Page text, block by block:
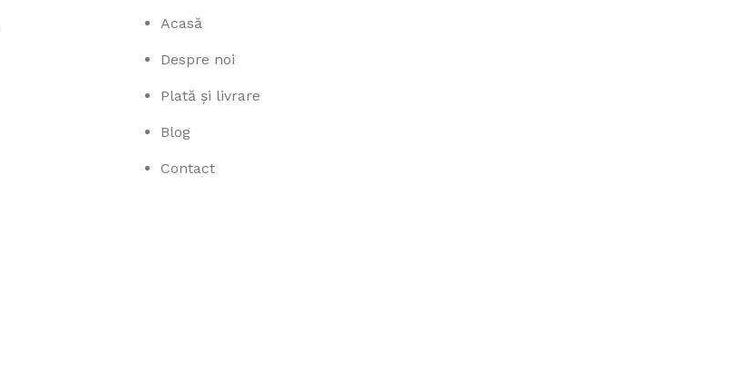
Acasă
Despre noi
Plată și livrare
Blog
Contact